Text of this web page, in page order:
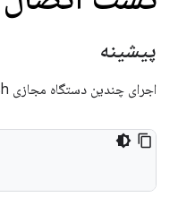
پیشینه
اجرای چندین دستگاه مجازی Cuttlefish را می‌توان با اجرای دستور زیر انجام داد: